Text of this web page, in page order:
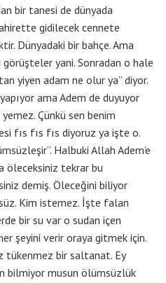
bir tanesi de dünyada
gidilecek cennete
Dünyadaki bir bahçe. Ama
görüşteler yani. Sonradan o hale
yiyen adam ne olur ya” diyor.
ama Adem de duyuyor
Çünkü sen benim
fıs fıs fıs diyoruz ya işte o.
Halbuki Allah Adem’e
öleceksiniz tekrar bu
demiş. Öleceğini biliyor
Kim istemez. İşte falan
bir su var o sudan içen
şeyini verir oraya gitmek için.
tükenmez bir saltanat. Ey
bilmiyor musun ölümsüzlük